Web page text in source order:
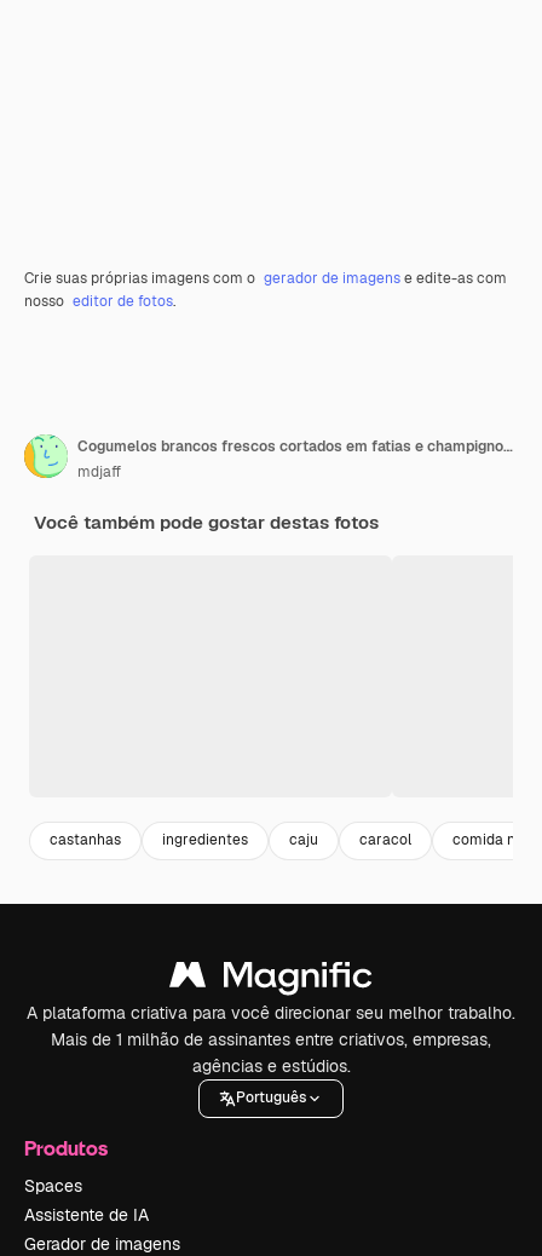
Crie suas próprias imagens com o gerador de imagense edite-as com
nosso editor de fotos.
Cogumelos brancos frescos cortados em fatias e champignons maduros em fundo escuro
mdjaff
Você também pode gostar destas fotos
castanhas ingredientes caju caracol comida
A plataforma criativa para você direcionar seu melhor trabalho.
Mais de 1 milhão de assinantes entre criativos, empresas,
agências e estúdios.
Português
Produtos
Spaces
Assistente de IA
Gerador de imagens